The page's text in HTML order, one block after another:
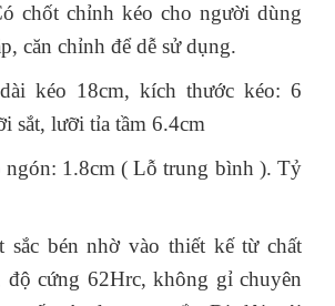
chốt chỉnh kéo cho người dùng
căn chỉnh để dễ sử dụng.
kéo 18cm, kích thước kéo: 6
sắt, lưỡi tỉa tầm 6.4cm
1.8cm ( Lỗ trung bình ). Tỷ
sắc bén nhờ vào thiết kế từ chất
độ cứng 62Hrc, không gỉ chuyên